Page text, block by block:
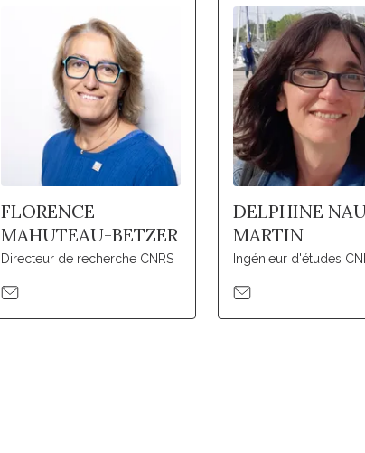
FLORENCE
MAHUTEAU-BETZER
Directeur de recherche CNRS
DELPHINE
MARTIN
Ingénieur d'études